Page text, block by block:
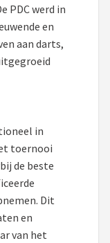
PDC werd in
en
aan darts,
in
toernooi
de beste
Dit
en
van het